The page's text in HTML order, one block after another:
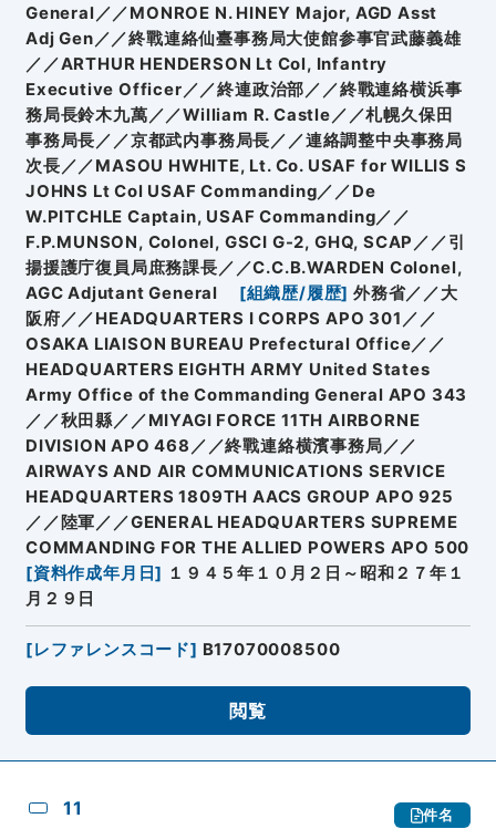
General／／MONROE N. HINEY Major, AGD Asst
Adj Gen／／終戰連絡仙臺事務局大使館参事官武藤義雄
／／ARTHUR HENDERSON Lt Col, Infantry
Executive Officer／／終連政治部／／終戰連絡横浜事
務局長鈴木九萬／／William R. Castle／／札幌久保田
事務局長／／京都武内事務局長／／連絡調整中央事務局
次長／／MASOU HWHITE, Lt. Co. USAF for WILLIS S
JOHNS Lt Col USAF Commanding／／De
W.PITCHLE Captain, USAF Commanding／／
F.P.MUNSON, Colonel, GSCI G-2, GHQ, SCAP／／引
揚援護庁復員局庶務課長／／C.C.B.WARDEN Colonel,
AGC Adjutant General
[組織歴/履歴] 外務省／／大
阪府／／HEADQUARTERS I CORPS APO 301／／
OSAKA LIAISON BUREAU Prefectural Office／／
HEADQUARTERS EIGHTH ARMY United States
Army Office of the Commanding General APO 343
／／秋田縣／／MIYAGI FORCE 11TH AIRBORNE
DIVISION APO 468／／終戰連絡横濱事務局／／
AIRWAYS AND AIR COMMUNICATIONS SERVICE
HEADQUARTERS 1809TH AACS GROUP APO 925
／／陸軍／／GENERAL HEADQUARTERS SUPREME
COMMANDING FOR THE ALLIED POWERS APO 500
[資料作成年月日] １９４５年１０月２日～昭和２７年１
月２９日
[レファレンスコード] B17070008500
閲覧
11 件名